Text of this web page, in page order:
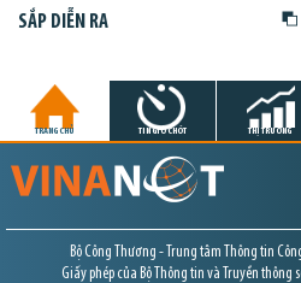
SẮP DIỄN RA
TRANG CHỦ TIN GIỜ CHÓT THỊ TRƯỜNG
Bộ Công Thương - Trung tâm Thông tin
Giấy phép của Bộ Thông tin và Truyền thông